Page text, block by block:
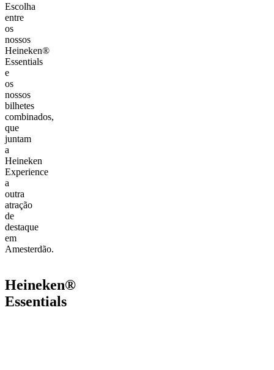
Escolha
entre
os
nossos
Heineken®
Essentials
e
os
nossos
bilhetes
combinados,
que
juntam
a
Heineken
Experience
a
outra
atração
de
destaque
em
Amesterdão.
Heineken®
Essentials